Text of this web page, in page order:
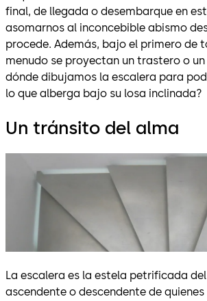
final, de llegada o desembarque en
asomarnos al inconcebible abismo
procede. Además, bajo el primero de
menudo se proyectan un trastero o
dónde dibujamos la escalera para
lo que alberga bajo su losa inclinada?
Un tránsito del alma
La escalera es la estela petrificada
ascendente o descendente de quienes